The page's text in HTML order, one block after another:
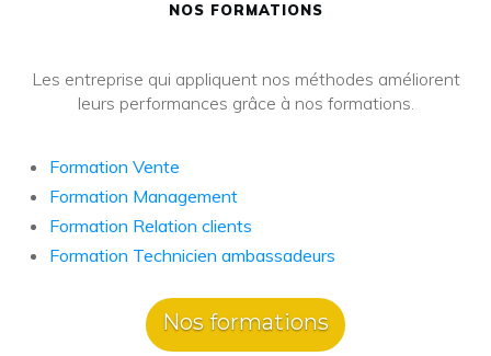
NOS FORMATIONS
Les entreprise qui appliquent nos méthodes améliorent
leurs performances grâce à nos formations.
Formation Vente
Formation Management
Formation Relation clients
Formation Technicien ambassadeurs
Nos formations